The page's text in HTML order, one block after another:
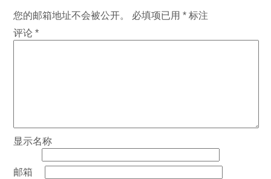
您的邮箱地址不会被公开。 必填项已用* 标注
评论*
显示名称
邮箱